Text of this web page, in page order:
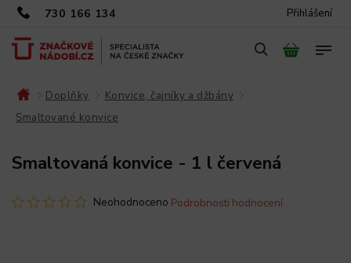
730 166 134 Přihlášení
Doplňky Konvice, čajníky a džbány
Smaltované konvice
Smaltovaná konvice - 1 l červená
Neohodnoceno Podrobnosti hodnocení